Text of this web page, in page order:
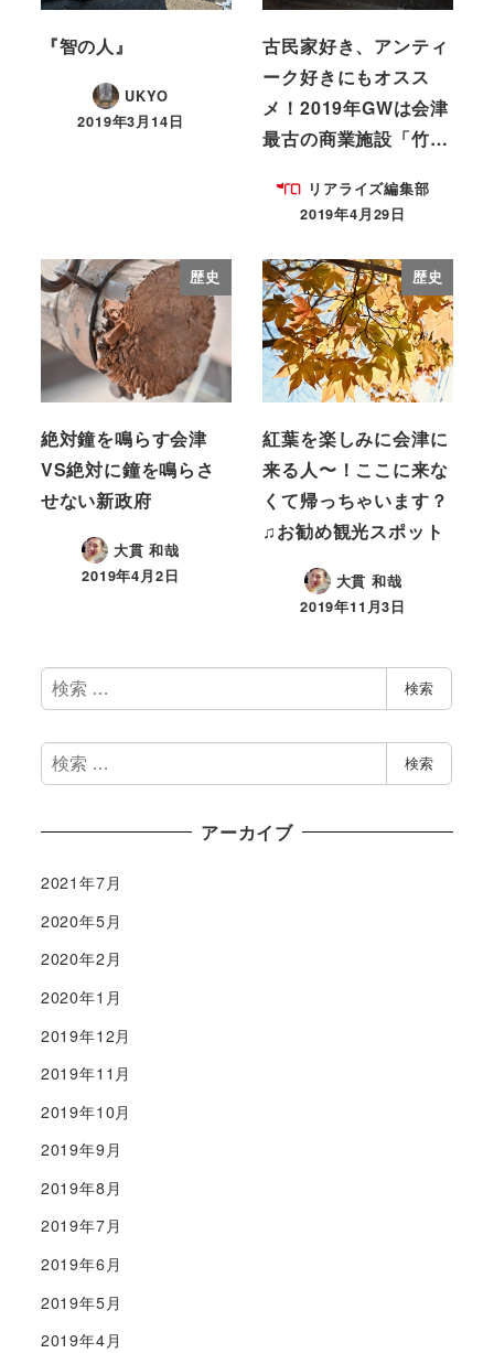
『智の人』
UKYO
2019年3月14日
古民家好き、アンティ
ーク好きにもオスス
メ！2019年GWは会津
最古の商業施設「竹…
リアライズ編集部
2019年4月29日
歴史
絶対鐘を鳴らす会津
VS絶対に鐘を鳴らさ
せない新政府
大貫 和哉
2019年4月2日
歴史
紅葉を楽しみに会津に
来る人〜！ここに来な
くて帰っちゃいます？
♫お勧め観光スポット
大貫 和哉
2019年11月3日
検
索
検索
検
索
検索
アーカイブ
2021年7月
2020年5月
2020年2月
2020年1月
2019年12月
2019年11月
2019年10月
2019年9月
2019年8月
2019年7月
2019年6月
2019年5月
2019年4月